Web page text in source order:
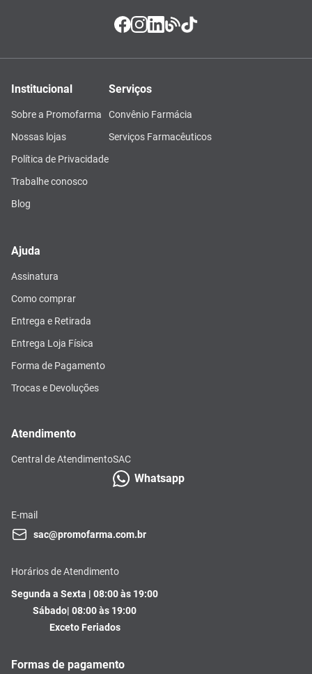
Institucional
Sobre a Promofarma
Nossas lojas
Política de Privacidade
Trabalhe conosco
Blog
Serviços
Convênio Farmácia
Serviços Farmacêuticos
Ajuda
Assinatura
Como comprar
Entrega e Retirada
Entrega Loja Física
Forma de Pagamento
Trocas e Devoluções
Atendimento
Central de AtendimentoSAC
Whatsapp
E-mail
sac@promofarma.com.br
Horários de Atendimento
Segunda a Sexta | 08:00 às 19:00
Sábado| 08:00 às 19:00
Exceto Feriados
Formas de pagamento